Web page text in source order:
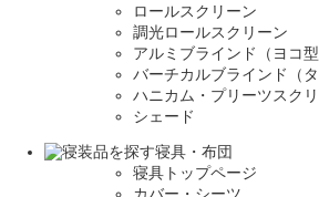
ロールスクリーン
調光ロールスクリーン
アルミブラインド（ヨコ型
バーチカルブラインド（
ハニカム・プリーツスク
シェード
寝具・布団
寝具トップページ
カバー・シーツ